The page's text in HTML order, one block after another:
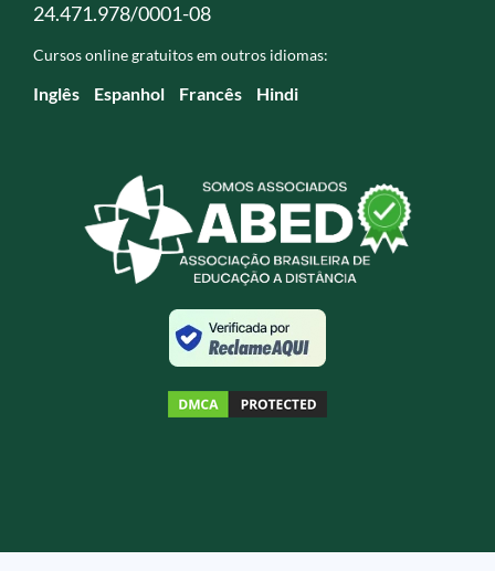
24.471.978/0001-08
Cursos online gratuitos em outros idiomas:
Inglês Espanhol Francês Hindi